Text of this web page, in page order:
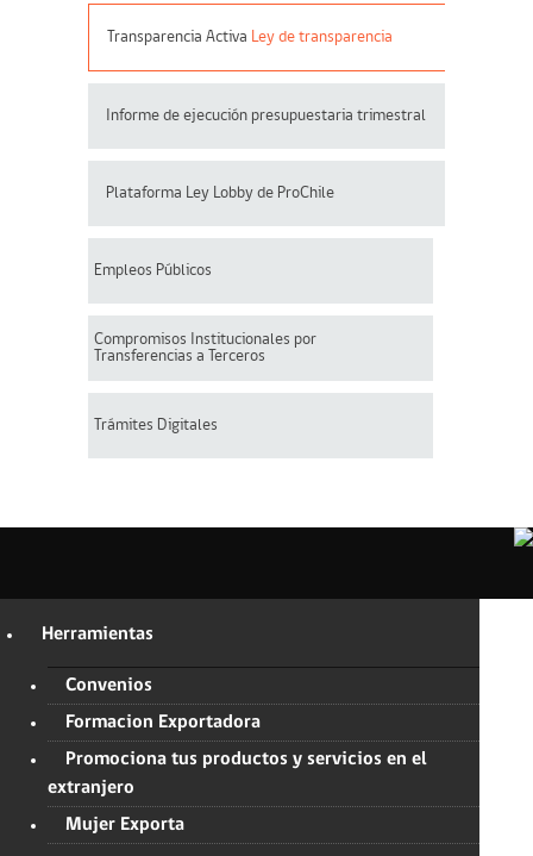
Transparencia Activa Ley de transparencia
Informe de ejecución presupuestaria trimestral
Plataforma Ley Lobby de ProChile
Empleos Públicos
Compromisos Institucionales por
Transferencias a Terceros
Trámites Digitales
Herramientas
Convenios
Formacion Exportadora
Promociona tus productos y servicios en el
extranjero
Mujer Exporta